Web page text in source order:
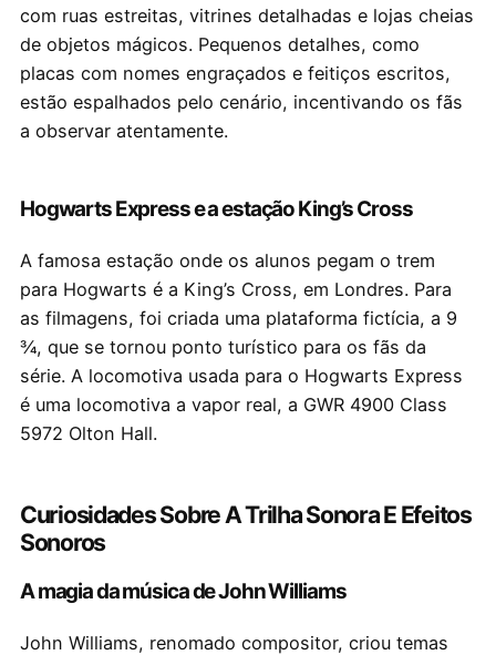
com ruas estreitas, vitrines detalhadas e lojas cheias
de objetos mágicos. Pequenos detalhes, como
placas com nomes engraçados e feitiços escritos,
estão espalhados pelo cenário, incentivando os fãs
a observar atentamente.
Hogwarts Express e a estação King’s Cross
A famosa estação onde os alunos pegam o trem
para Hogwarts é a King’s Cross, em Londres. Para
as filmagens, foi criada uma plataforma fictícia, a 9
¾, que se tornou ponto turístico para os fãs da
série. A locomotiva usada para o Hogwarts Express
é uma locomotiva a vapor real, a GWR 4900 Class
5972 Olton Hall.
Curiosidades Sobre A Trilha Sonora E Efeitos
Sonoros
A magia da música de John Williams
John Williams, renomado compositor, criou temas